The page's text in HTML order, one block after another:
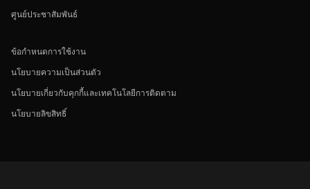
ศูนย์ประชาสัมพันธ์
ข้อกำหนดการใช้งาน
นโยบายความเป็นส่วนตัว
นโยบายเกี่ยวกับคุกกี้และเทคโนโลยีการติดตาม
นโยบายลิขสิทธิ์